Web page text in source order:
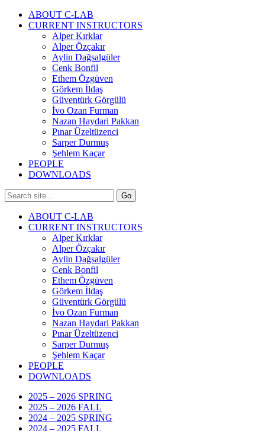
ABOUT C-LAB
CURRENT INSTRUCTORS
Alper Kırklar
Alper Özçakır
Aylin Dağsalgüler
Cenk Bonfil
Ethem Özgüven
Görkem İldaş
Güventürk Görgülü
İvo Ozan Furman
Nazan Haydari Pakkan
Pınar Üzeltüzenci
Sarper Durmuş
Şehlem Kaçar
PEOPLE
DOWNLOADS
ABOUT C-LAB
CURRENT INSTRUCTORS
Alper Kırklar
Alper Özçakır
Aylin Dağsalgüler
Cenk Bonfil
Ethem Özgüven
Görkem İldaş
Güventürk Görgülü
İvo Ozan Furman
Nazan Haydari Pakkan
Pınar Üzeltüzenci
Sarper Durmuş
Şehlem Kaçar
PEOPLE
DOWNLOADS
2025 – 2026 SPRING
2025 – 2026 FALL
2024 – 2025 SPRING
2024 – 2025 FALL